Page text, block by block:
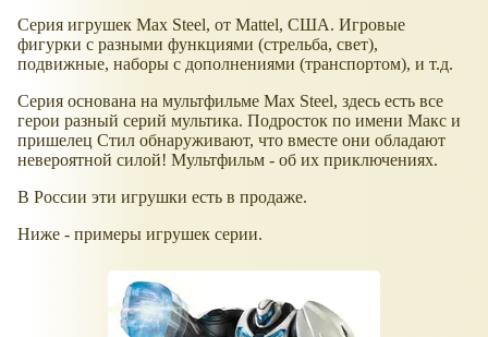
Серия игрушек Max Steel, от Mattel, США. Игровые
фигурки с разными функциями (стрельба, свет),
подвижные, наборы с дополнениями (транспортом), и т.д.
Серия основана на мультфильме Max Steel, здесь есть все
герои разный серий мультика. Подросток по имени Макс и
пришелец Стил обнаруживают, что вместе они обладают
невероятной силой! Мультфильм - об их приключениях.
В России эти игрушки есть в продаже.
Ниже - примеры игрушек серии.